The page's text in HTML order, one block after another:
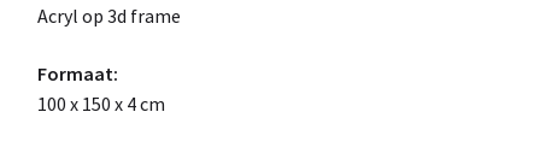
Acryl op 3d frame
Formaat:
100 x 150 x 4 cm